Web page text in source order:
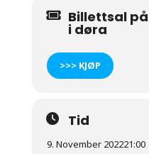
Billettsal
i døra
>>> KJØP
Tid
9. November 202221:00